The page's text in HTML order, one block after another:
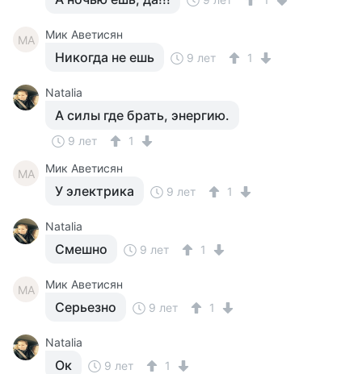
МА Мик Аветисян
Никогда не ешь 9 лет 1
Natalia
А силы где брать, энергию.
9 лет 1
МА Мик Аветисян
У электрика 9 лет 1
Natalia
Смешно 9 лет 1
МА Мик Аветисян
Серьезно 9 лет 1
Natalia
Ок 9 лет 1